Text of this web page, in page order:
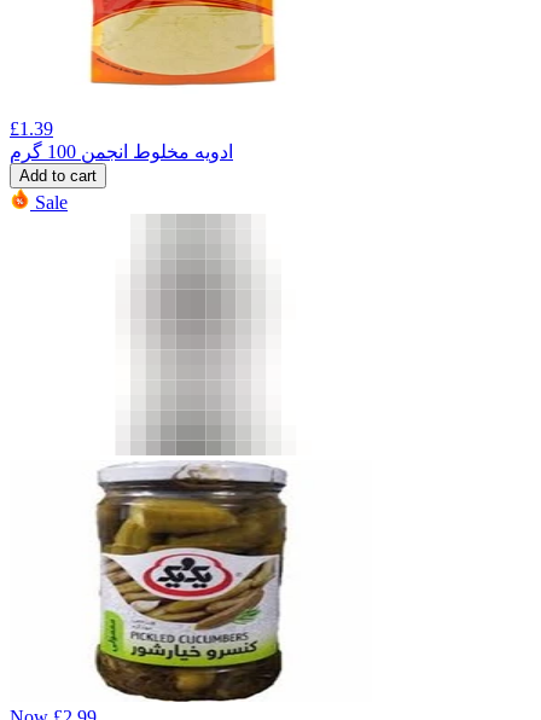
£1.39
ادویه مخلوط انجمن 100 گرم
Add to cart
Sale